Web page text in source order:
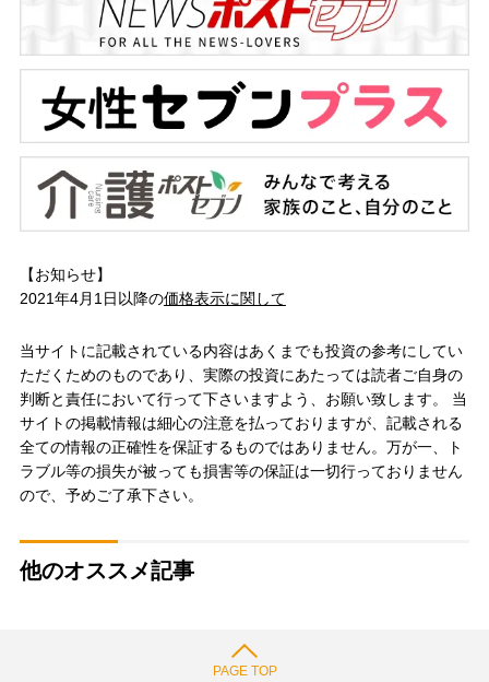
【お知らせ】
2021年4月1日以降の価格表示に関して
当サイトに記載されている内容はあくまでも投資の参考にしてい
ただくためのものであり、実際の投資にあたっては読者ご自身の
判断と責任において行って下さいますよう、お願い致します。 当
サイトの掲載情報は細心の注意を払っておりますが、記載される
全ての情報の正確性を保証するものではありません。万が一、ト
ラブル等の損失が被っても損害等の保証は一切行っておりません
ので、予めご了承下さい。
他のオススメ記事
PAGE TOP